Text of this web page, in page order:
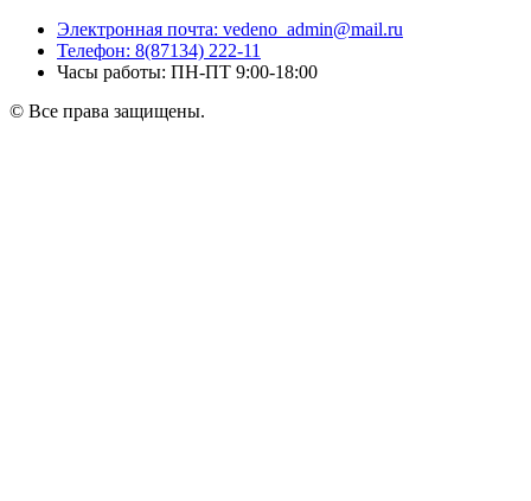
Электронная почта: vedeno_admin@mail.ru
Телефон: 8(87134) 222-11
Часы работы: ПН-ПТ 9:00-18:00
© Все права защищены.